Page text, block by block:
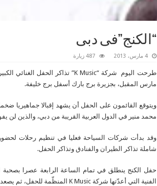
“الكنج”فى دبى
4 مارس، 2013 487 زيارة
طرحت اليوم شركة “K Music” تذاكر الحفل الغنائي الكبير المقرر أن يحييه الكنج
مارس المقبل، بجزيرة برج بارك أسفل برج خليفة.
ويتوقع القائمون على الحفل أن يشهد إقبالا جماهيريا
محمد منير في الدول العربية القريبة من دبي، والذين لن
وقد بدأت شركات السياحة فعليا في تنظيم رحلات
شاملة تذاكر الطيران والفنادق وتذاكر الحفل.
حفل الكنج ينطلق في تمام الساعة الرابعة عصرا بصحبة
الفنية التي أعدّتها شركة K Music المنظّمة للحفل، ثم يصعد منير للمسرح في تمام الساعة التاسعة مساء.